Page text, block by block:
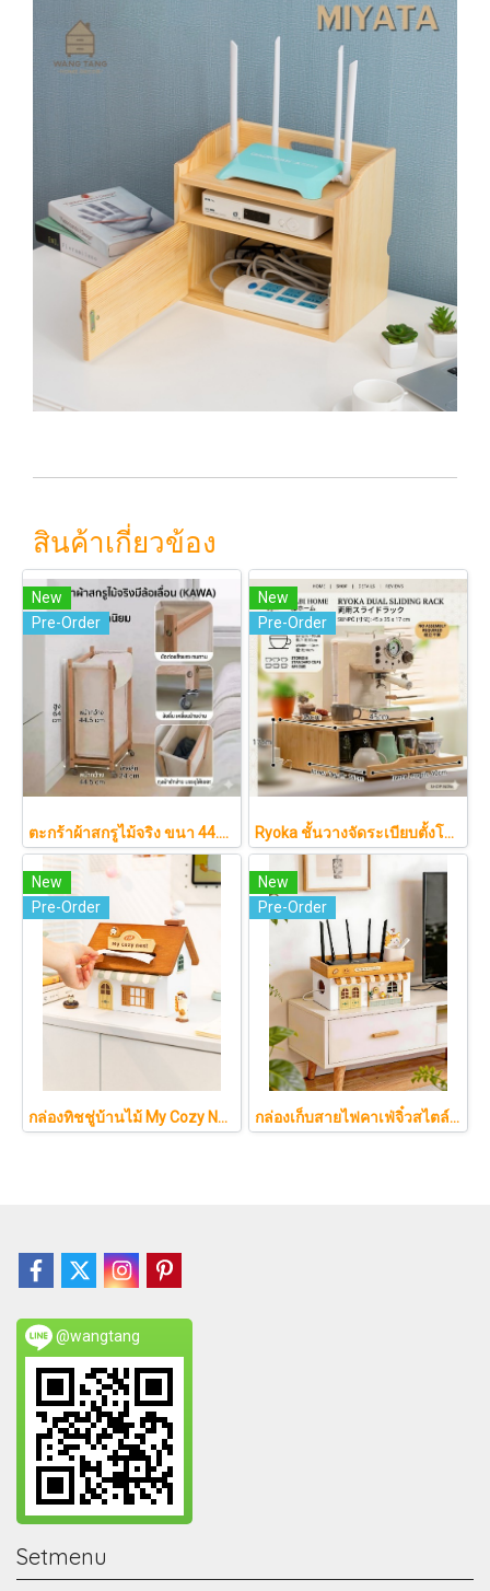
สินค้าเกี่ยวข้อง
New
Pre-Order
ตะกร้าผ้าสกรูไม้จริง ขนา 44.5cm รุ่น KAWA Minimalist สไตล์ญี่ปุ่นเคลื่อนที่ได้ มีล้อเลื่อน (KAWA)
New
Pre-Order
Ryoka ชั้นวางจัดระเบียบตั้งโต๊ะ 2 ชั้น สไตล์มินิมอล-ญี่ปุ่น ลิ้นชักเลื่อน ลิ้นชักเก็บแก้ว วัสดุไม้ธรรมชาติ ไม่ต้องประกอบ ประหยัดพื้นที่เคาน์เตอร์
New
Pre-Order
กล่องทิชชู่บ้านไม้ My Cozy Nest สไตล์มินิมอล นอร์ดิก ของแต่งบ้านรูปบ้าน ขนมปัง เบเกอรี่ กล่องใส่กระดาษทิชชู่แบบตั้งโต๊ะ ฝาเปิดแม่เหล็ก เติมกระดาษง่าย
New
Pre-Order
กล่องเก็บสายไฟคาเฟ่จิ๋วสไตล์ญี่ปุ่นมินิมอล ซ่อนเร้าเตอร์และปลั๊กไฟให้ห้องดูละมุนเหมือนยกคาเฟ่จากโตเกียวมาไว้ที่บ้าน
@wangtang
Setmenu